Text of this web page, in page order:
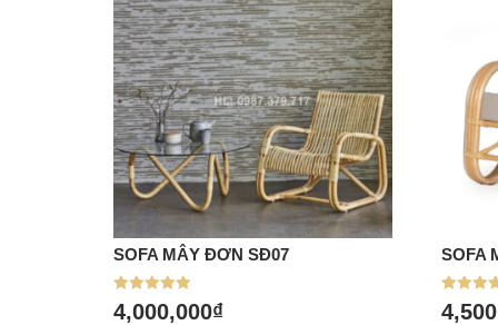
Mua hàng
SOFA MÂY ĐƠN SĐ07
Được xếp
hạng
4,000,000₫
SOFA
Được xếp
hạng